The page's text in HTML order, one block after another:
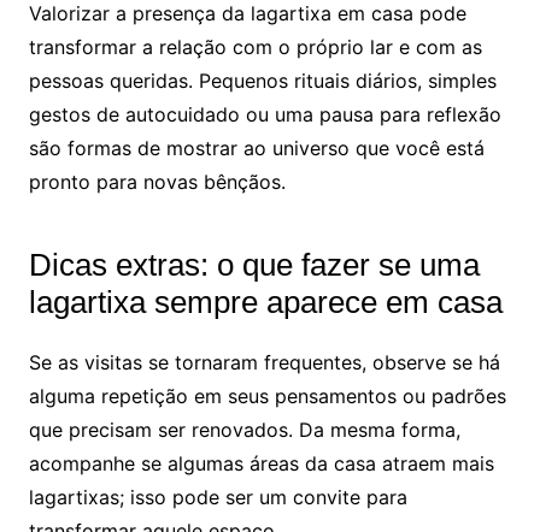
Valorizar a presença da lagartixa em casa pode
transformar a relação com o próprio lar e com as
pessoas queridas. Pequenos rituais diários, simples
gestos de autocuidado ou uma pausa para reflexão
são formas de mostrar ao universo que você está
pronto para novas bênçãos.
Dicas extras: o que fazer se uma
lagartixa sempre aparece em casa
Se as visitas se tornaram frequentes, observe se há
alguma repetição em seus pensamentos ou padrões
que precisam ser renovados. Da mesma forma,
acompanhe se algumas áreas da casa atraem mais
lagartixas; isso pode ser um convite para